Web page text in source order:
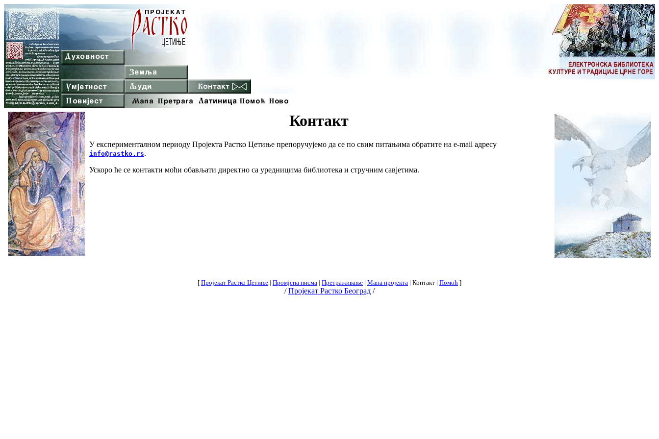
Контакт
У експерименталном периоду Пројекта Растко Цетиње препоручујемо да се по свим питањима обратите на e-mail адресу
info@rastko.rs.
Ускоро ће се контакти моћи обављати директно са уредницима библиотека и стручним савјетима.
[ Пројекат Растко Цетиње | Промјена писма | Претраживање | Мапа пројекта | Контакт | Помоћ ]
/Пројекат Растко Београд /